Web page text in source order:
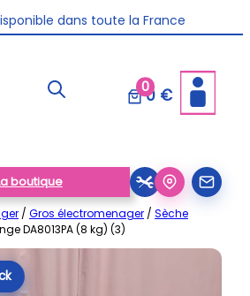
dans toute la France
00 €
boutique
/ Gros électromenager / Sèche
DA8013PA (8 kg) (3)